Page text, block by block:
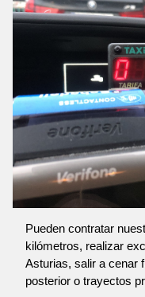
Pueden contratar
kilómetros, realizar
Asturias, salir a cenar
posterior o trayectos